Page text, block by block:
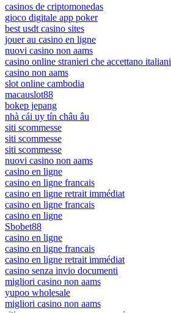
casinos de criptomonedas
gioco digitale app poker
best usdt casino sites
jouer au casino en ligne
nuovi casino non aams
casino online stranieri che accettano italiani
casino non aams
slot online cambodia
macauslot88
bokep jepang
nhà cái uy tín châu âu
siti scommesse
siti scommesse
siti scommesse
nuovi casino non aams
casino en ligne
casino en ligne francais
casino en ligne retrait immédiat
casino en ligne francais
casino en ligne
Sbobet88
casino en ligne
casino en ligne francais
casino en ligne retrait immédiat
casino senza invio documenti
migliori casino non aams
yupoo wholesale
migliori casino non aams